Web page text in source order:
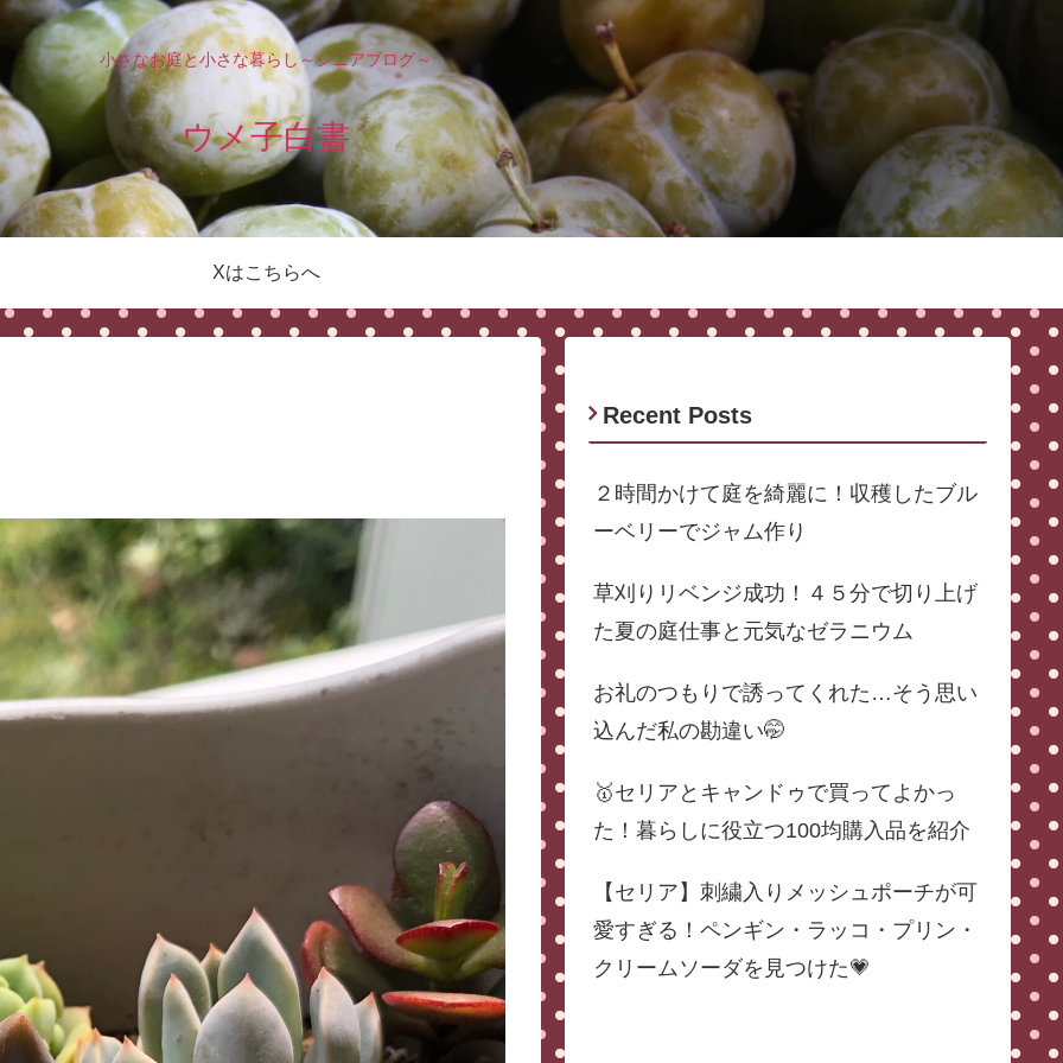
小さなお庭と小さな暮らし～シニアブログ～
ウメ子白書
Xはこちらへ
Recent Posts
２時間かけて庭を綺麗に！収穫したブル
ーベリーでジャム作り
草刈りリベンジ成功！４５分で切り上げ
た夏の庭仕事と元気なゼラニウム
お礼のつもりで誘ってくれた…そう思い
込んだ私の勘違い🤭
🥇セリアとキャンドゥで買ってよかっ
た！暮らしに役立つ100均購入品を紹介
【セリア】刺繍入りメッシュポーチが可
愛すぎる！ペンギン・ラッコ・プリン・
クリームソーダを見つけた💗